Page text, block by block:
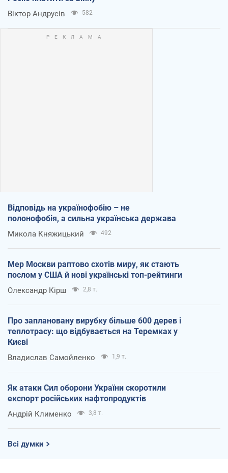
Віктор Андрусів 582
Відповідь на українофобію – не
полонофобія, а сильна українська держава
Микола Княжицький 492
Мер Москви раптово схотів миру, як стають
послом у США й нові українські топ-рейтинги
Олександр Кірш 2,8 т.
Про заплановану вирубку більше 600 дерев і
теплотрасу: що відбувається на Теремках у
Києві
Владислав Самойленко 1,9 т.
Як атаки Сил оборони України скоротили
експорт російських нафтопродуктів
Андрій Клименко 3,8 т.
Всі думки